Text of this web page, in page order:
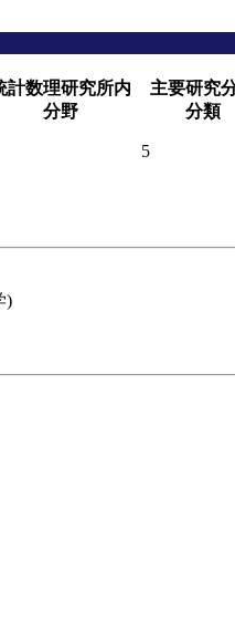
計数理研究所内
分野
主要研究
分類
5
)